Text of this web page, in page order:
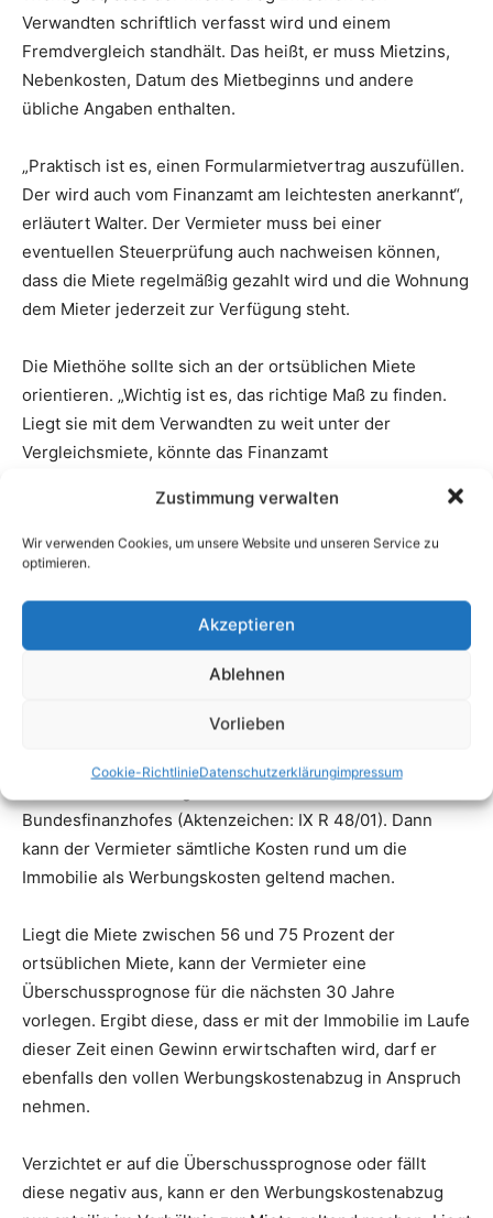
Zustimmung verwalten
Wir verwenden Cookies, um unsere Website und unseren Service zu
optimieren.
Akzeptieren
Ablehnen
Vorlieben
Cookie-RichtlinieDatenschutzerklärungimpressum